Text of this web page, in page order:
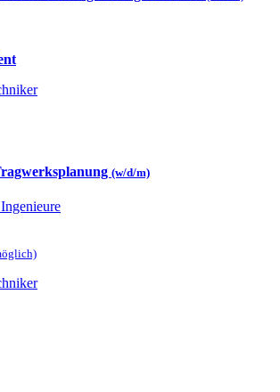
(w/d/m)